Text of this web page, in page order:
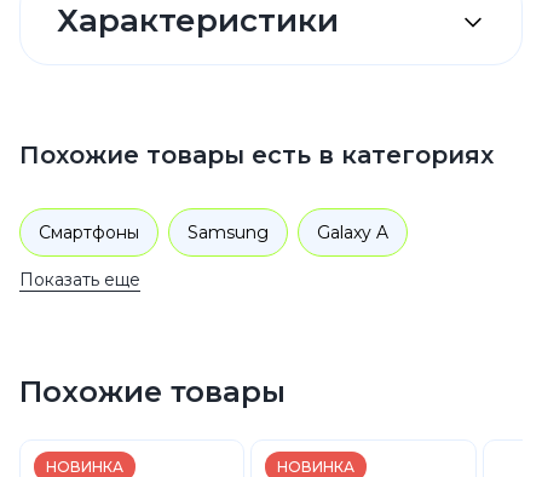
Характеристики
Похожие товары есть в категориях
Смартфоны Samsung Galaxy A
Показать еще
Похожие товары
НОВИНКА НОВИНКА